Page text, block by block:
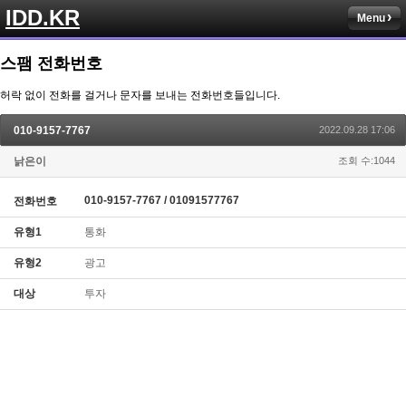
IDD.KR Menu
스팸 전화번호
허락 없이 전화를 걸거나 문자를 보내는 전화번호들입니다.
010-9157-7767 2022.09.28 17:06
낡은이 조회 수:1044
전화번호 010-9157-7767 / 01091577767
유형1 통화
유형2 광고
대상 투자